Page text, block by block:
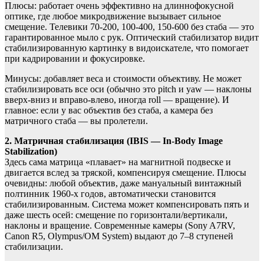
Плюсы: работает очень эффективно на длиннофокусной
оптике, где любое микродвижение вызывает сильное
смещение. Телевики 70-200, 100-400, 150-600 без стаба — это
гарантированное мыло с рук. Оптический стабилизатор видит
стабилизированную картинку в видоискателе, что помогает
при кадрировании и фокусировке.
Минусы: добавляет веса и стоимости объективу. Не может
стабилизировать все оси (обычно это pitch и yaw — наклоны
вверх-вниз и вправо-влево, иногда roll — вращение). И
главное: если у вас объектив без стаба, а камера без
матричного стаба — вы пролетели.
2. Матричная стабилизация (IBIS — In-Body Image
Stabilization)
Здесь сама матрица «плавает» на магнитной подвеске и
двигается вслед за тряской, компенсируя смещение. Плюсы
очевидны: любой объектив, даже мануальный винтажный
полтинник 1960-х годов, автоматически становится
стабилизированным. Система может компенсировать пять и
даже шесть осей: смещение по горизонтали/вертикали,
наклоны и вращение. Современные камеры (Sony A7RV,
Canon R5, Olympus/OM System) выдают до 7–8 ступеней
стабилизации.